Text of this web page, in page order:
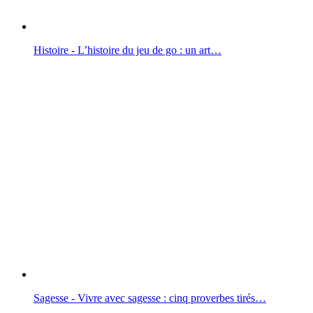
Histoire - L’histoire du jeu de go : un art…
Sagesse - Vivre avec sagesse : cinq proverbes tirés…